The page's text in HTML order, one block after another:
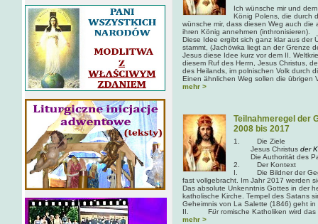
Ich wünsche mir und
König Polens, die durch
wünsche mir, dass diesen Weg auch
ihren König annehmen (inthronisieren).
Diese Idee ergibt sich ganz klar aus der
stammt, (Jachöwka liegt an der Grenze
Jesus diese Idee kurz vor dem II.
diesem Ruf des Herrn, Jesus Christus,
des Heilands, im polnischen Volk durch
Einen ähnlichen Weg sollen die übrigen
mehr >
Teilnahmeregel der
2008 bis 2017
1. Die Ziele
Jesus Christus der
Die Authorität des
2. Der Kontext
I. Die Bildner der
fast vollgebracht. Im Jahr 2017 werden
Das absolute Unkenntnis Gottes in der
katholische Kirche. Tempel des Satans
Geheimnis von La Salette (1846) geht in
II. Für romische Katholiken wird
mehr >